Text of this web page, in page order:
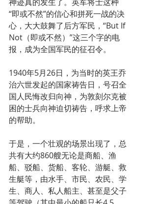
“即或不然”的信心和拼死一战的决
心，大大鼓舞了后方军民，“But If
Not（即或不然）”这三个字的电
报，成为全国军民的征召令。
1940年5月26日，为当时的英王乔
治六世发起的国家祷告日，号召全
国人民悔改归向神，为敦刻尔克被
困的士兵向神迫切祷告，呼求上帝
的帮助。
于是，一个壮观的场景出现了，总
共有大约860艘无论是商船、渔
船、驳船、货船、客轮、游艇、救
生艇等，由水手、市民、农民、学
生、商人、私人船主、甚至是父子